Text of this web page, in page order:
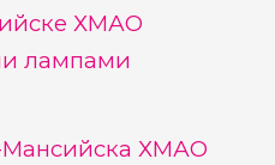
ХМАО
лампами
Мансийска ХМАО